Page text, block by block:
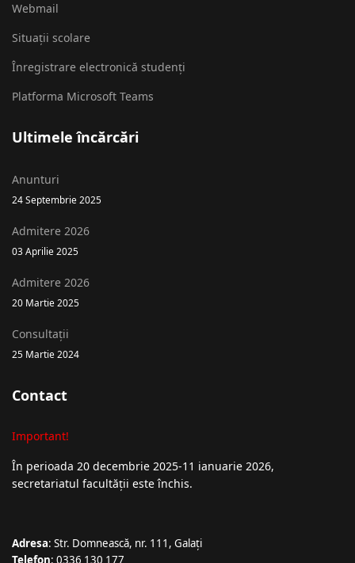
Webmail
Situații scolare
Înregistrare electronică studenți
Platforma Microsoft Teams
Ultimele încărcări
Anunturi
24 Septembrie 2025
Admitere 2026
03 Aprilie 2025
Admitere 2026
20 Martie 2025
Consultații
25 Martie 2024
Contact
Important!
În perioada 20 decembrie 2025-11 ianuarie 2026,
secretariatul facultății este închis.
Adresa: Str. Domnească, nr. 111, Galați
Telefon: 0336 130 177